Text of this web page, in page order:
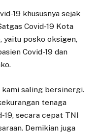
19 khususnya sejak
Covid-19 Kota
posko oksigen,
Covid-19 dan
kami saling bersinergi.
tenaga
19, secara cepat TNI
Demikian juga